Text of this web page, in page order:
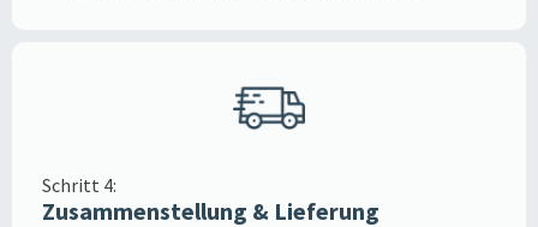
Schritt 4:
Zusammenstellung & Lieferung